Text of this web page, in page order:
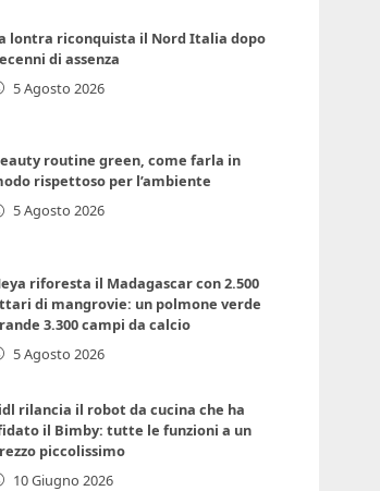
lontra riconquista il Nord Italia dopo
di assenza
5 Agosto 2026
routine green, come farla in
rispettoso per l’ambiente
5 Agosto 2026
riforesta il Madagascar con 2.500
di mangrovie: un polmone verde
3.300 campi da calcio
5 Agosto 2026
rilancia il robot da cucina che ha
il Bimby: tutte le funzioni a un
piccolissimo
10 Giugno 2026